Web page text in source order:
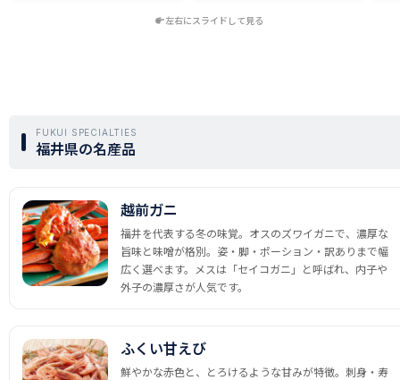
左右にスライドして見る
FUKUI SPECIALTIES
福井県の名産品
越前ガニ
福井を代表する冬の味覚。オスのズワイガニで、濃厚な
旨味と味噌が格別。姿・脚・ポーション・訳ありまで幅
広く選べます。メスは「セイコガニ」と呼ばれ、内子や
外子の濃厚さが人気です。
ふくい甘えび
鮮やかな赤色と、とろけるような甘みが特徴。刺身・寿